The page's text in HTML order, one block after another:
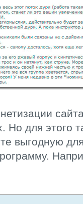
Но для этого
выгодную